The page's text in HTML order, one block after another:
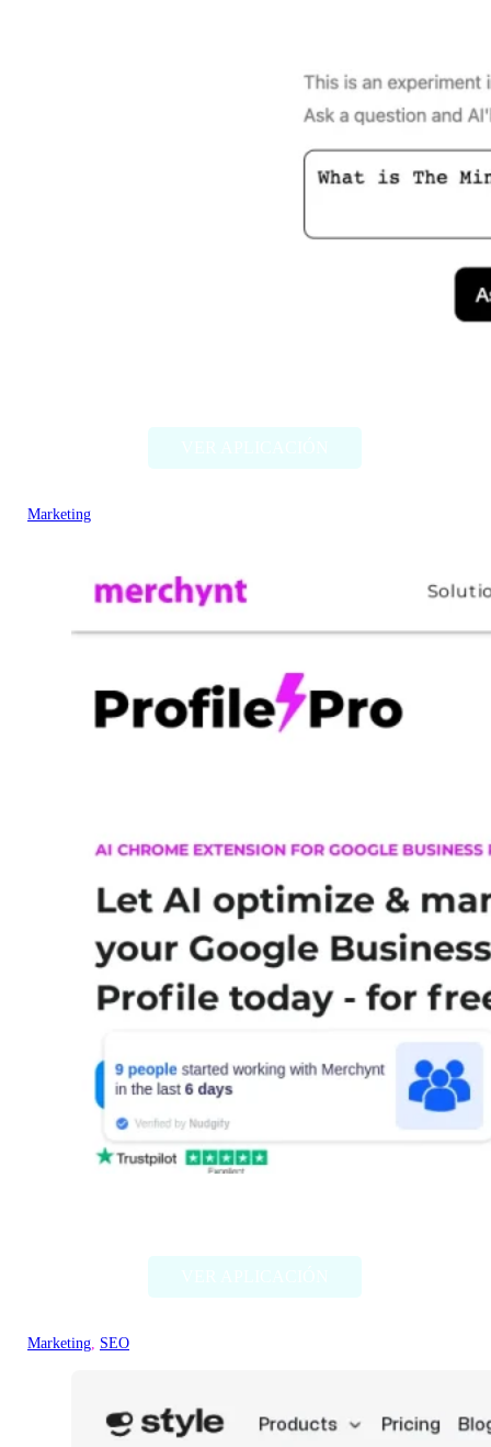
Marketing
Marketing, SEO